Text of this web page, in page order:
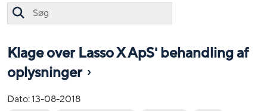
Klage over Lasso X ApS' behandling af
oplysninger
Dato:13-08-2018